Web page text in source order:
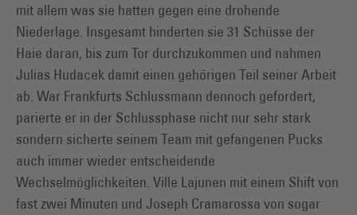
mit allem was sie hatten gegen eine drohende
Niederlage. Insgesamt hinderten sie 31 Schüsse der
Haie daran, bis zum Tor durchzukommen und nahmen
Julias Hudacek damit einen gehörigen Teil seiner Arbeit
ab. War Frankfurts Schlussmann dennoch gefordert,
parierte er in der Schlussphase nicht nur sehr stark
sondern sicherte seinem Team mit gefangenen Pucks
auch immer wieder entscheidende
Wechselmöglichkeiten. Ville Lajunen mit einem Shift von
fast zwei Minuten und Joseph Cramarossa von sogar